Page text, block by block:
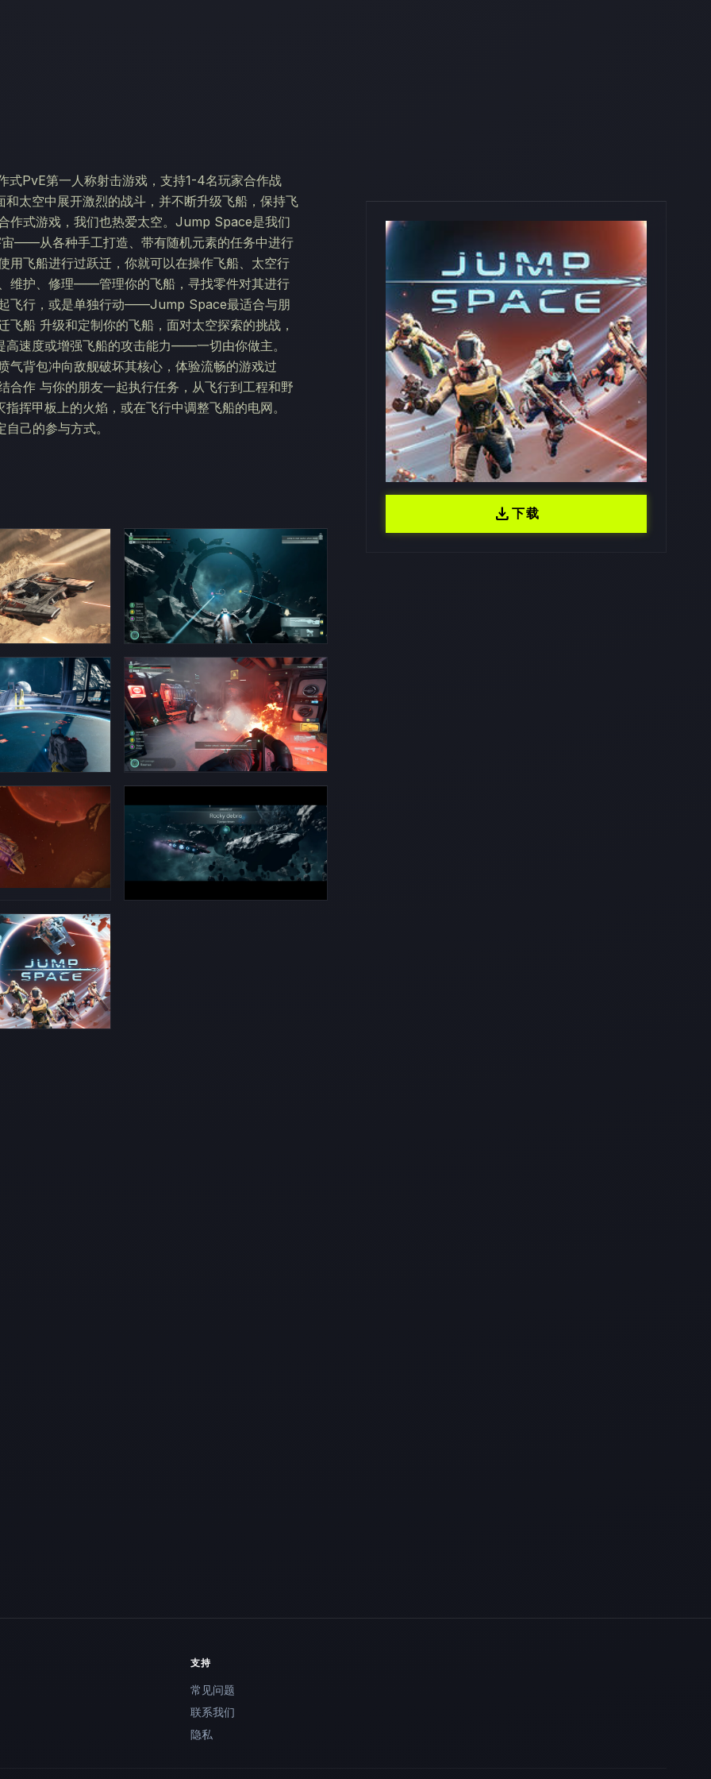
PvE第一人称射击游戏，支持1-4名玩家合作战
太空中展开激烈的战斗，并不断升级飞船，保持飞
作式游戏，我们也热爱太空。Jump Space是我们
——从各种手工打造、带有随机元素的任务中进行
飞船进行过跃迁，你就可以在操作飞船、太空行
维护、修理——管理你的飞船，寻找零件对其进行
飞行，或是单独行动——Jump Space最适合与朋
船 升级和定制你的飞船，面对太空探索的挑战，
速度或增强飞船的攻击能力——一切由你做主。
气背包冲向敌舰破坏其核心，体验流畅的游戏过
合作 与你的朋友一起执行任务，从飞行到工程和野
挥甲板上的火焰，或在飞行中调整飞船的电网。
己的参与方式。
download下载
支持
常见问题
联系我们
隐私